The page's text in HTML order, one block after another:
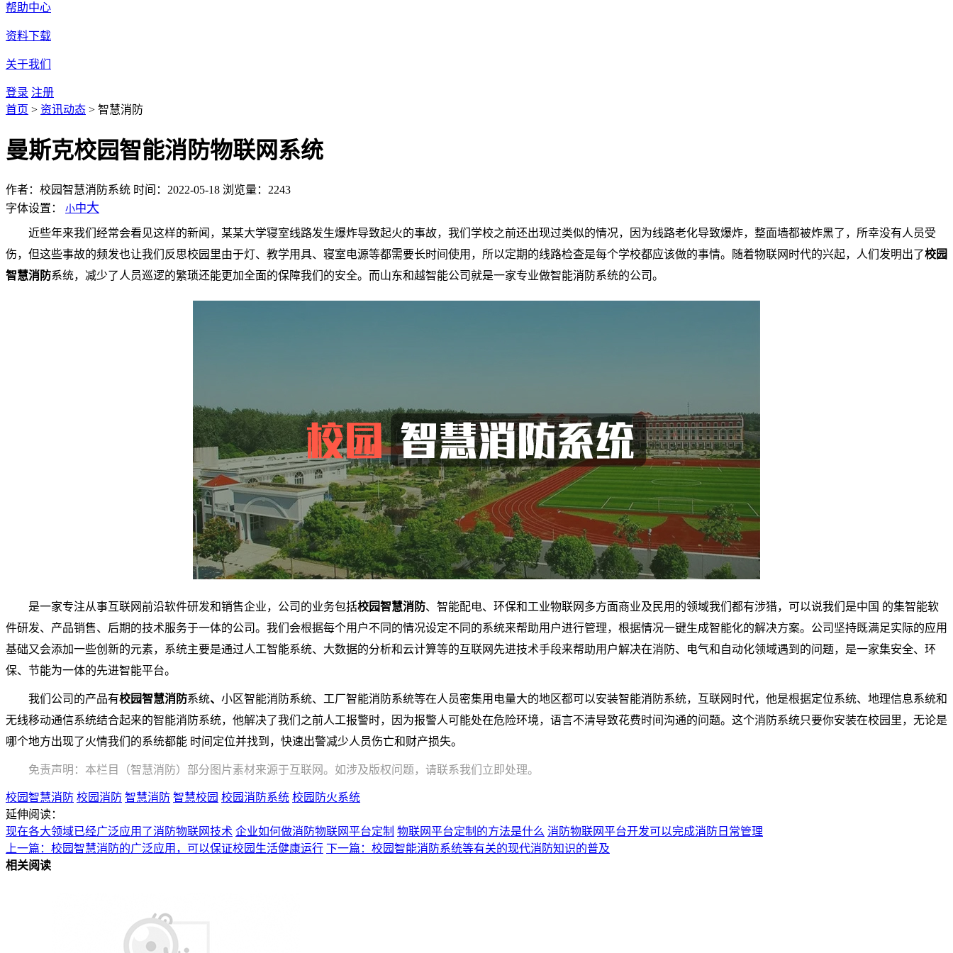
帮助中心
资料下载
关于我们
登录 注册
首页 > 资讯动态 > 智慧消防
曼斯克校园智能消防物联网系统
作者：校园智慧消防系统 时间：2022-05-18 浏览量：2243
字体设置： 小中大
近些年来我们经常会看见这样的新闻，某某大学寝室线路发生爆炸导致起火的事故，我们学校之前还出现过类似的情况，因为线路老化导致爆炸，整面墙都被炸黑了，所幸没有人员受
伤，但这些事故的频发也让我们反思校园里由于灯、教学用具、寝室电源等都需要长时间使用，所以定期的线路检查是每个学校都应该做的事情。随着物联网时代的兴起，人们发明出了校园
智慧消防系统，减少了人员巡逻的繁琐还能更加全面的保障我们的安全。而山东和越智能公司就是一家专业做智能消防系统的公司。
是一家专注从事互联网前沿软件研发和销售企业，公司的业务包括校园智慧消防、智能配电、环保和工业物联网多方面商业及民用的领域我们都有涉猎，可以说我们是中国 的集智能软
件研发、产品销售、后期的技术服务于一体的公司。我们会根据每个用户不同的情况设定不同的系统来帮助用户进行管理，根据情况一键生成智能化的解决方案。公司坚持既满足实际的应用
基础又会添加一些创新的元素，系统主要是通过人工智能系统、大数据的分析和云计算等的互联网先进技术手段来帮助用户解决在消防、电气和自动化领域遇到的问题，是一家集安全、环
保、节能为一体的先进智能平台。
我们公司的产品有校园智慧消防系统、 小区智能消防系统、工厂智能消防系统等在人员密集用电量大的地区都可以安装智能消防系统，互联网时代，他是根据定位系统、地理信息系统和
无线移动通信系统结合起来的智能消防系统，他解决了我们之前人工报警时，因为报警人可能处在危险环境，语言不清导致花费时间沟通的问题。这个消防系统只要你安装在校园里，无论是
哪个地方出现了火情我们的系统都能 时间定位并找到，快速出警减少人员伤亡和财产损失。
免责声明：本栏目（智慧消防）部分图片素材来源于互联网。如涉及版权问题，请联系我们立即处理。
校园智慧消防 校园消防 智慧消防 智慧校园 校园消防系统 校园防火系统
延伸阅读：
现在各大领域已经广泛应用了消防物联网技术 企业如何做消防物联网平台定制 物联网平台定制的方法是什么 消防物联网平台开发可以完成消防日常管理
上一篇：校园智慧消防的广泛应用，可以保证校园生活健康运行 下一篇：校园智能消防系统等有关的现代消防知识的普及
相关阅读